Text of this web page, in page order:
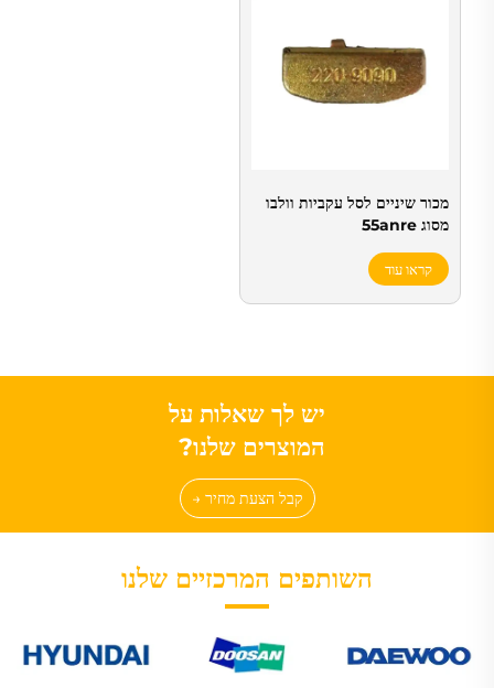
מכור שיניים לסל עקביות וולבו
מסוג 55anre
קראו עוד
יש לך שאלות על
המוצרים שלנו?
קבל הצעת מחיר →
השותפים המרכזיים שלנו